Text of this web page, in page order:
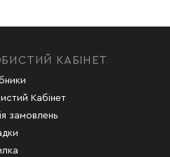
КАБІНЕТ
Кабінет
замовлень